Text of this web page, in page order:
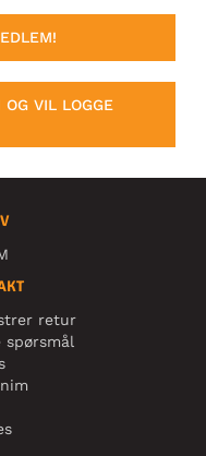
VIL LOGGE
retur
spørsmål